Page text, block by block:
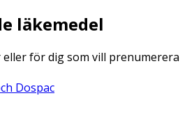
läkemedel
för dig som vill prenumerera
Dospac